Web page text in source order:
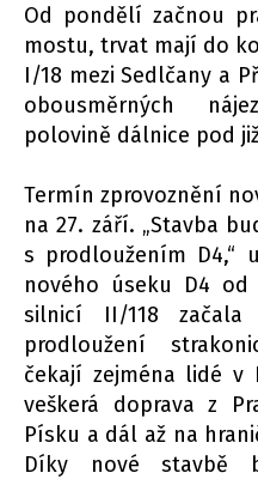
Od pondělí začnou
mostu, trvat mají do
I/18 mezi Sedlčany a
obousměrných
polovině dálnice pod
Termín zprovoznění
na 27. září. „Stavba
s prodloužením D4,“
nového úseku D4
silnicí II/118
prodloužení
čekají zejména lidé v
veškerá doprava z
Písku a dál až na
Díky nové stavbě